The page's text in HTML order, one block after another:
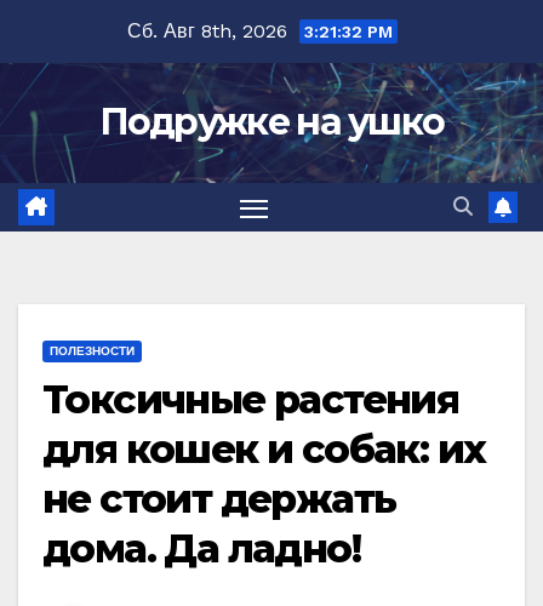
содержимому
Сб. Авг 8th, 2026 3:21:33 PM
Подружке на ушко
ПОЛЕЗНОСТИ
Токсичные растения
для кошек и собак: их
не стоит держать
дома. Да ладно!